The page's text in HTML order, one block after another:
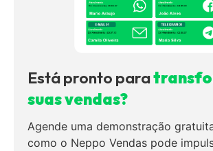
Está pronto para
suas vendas?
Agende uma demonstração
como o Neppo Vendas pode